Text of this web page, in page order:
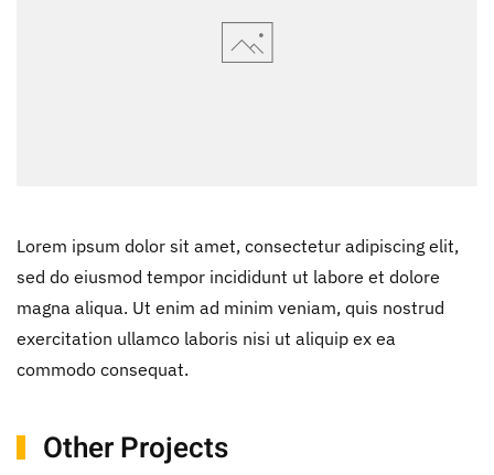
Lorem ipsum dolor sit amet, consectetur adipiscing elit,
sed do eiusmod tempor incididunt ut labore et dolore
magna aliqua. Ut enim ad minim veniam, quis nostrud
exercitation ullamco laboris nisi ut aliquip ex ea
commodo consequat.
Other Projects